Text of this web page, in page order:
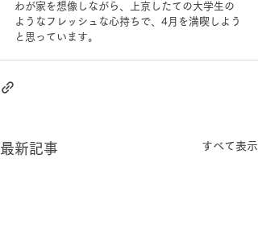
わが家を想像しながら、上京したての大学生の
ようなフレッシュな心持ちで、4月を満喫しよう
と思っています。
最新記事 すべて表示